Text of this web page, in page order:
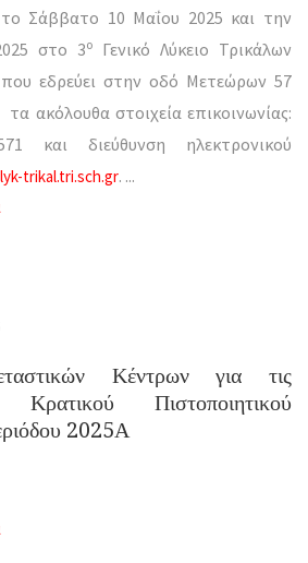
το Σάββατο 10 Μαΐου 2025 και την
στο 3ο
Γενικό Λύκειο Τρικάλων
εδρεύει στην οδό Μετεώρων 57
ακόλουθα στοιχεία επικοινωνίας:
και διεύθυνση ηλεκτρονικού
trikal.tri.sch.gr. ...
Κέντρων για τις
Πιστοποιητικού
2025Α